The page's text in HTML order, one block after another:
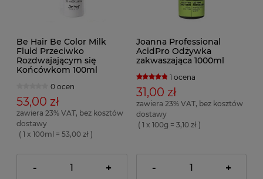
Be Hair Be Color Milk
Fluid Przeciwko
Rozdwajającym się
Końcówkom 100ml
0 ocen
53,00 zł
zawiera 23% VAT, bez kosztów
dostawy
( 1 x 100ml = 53,00 zł )
- +
Joanna Professional
AcidPro Odżywka
zakwaszająca 1000ml
1 ocena
31,00 zł
zawiera 23% VAT, bez kosztów
dostawy
( 1 x 100g = 3,10 zł )
- +